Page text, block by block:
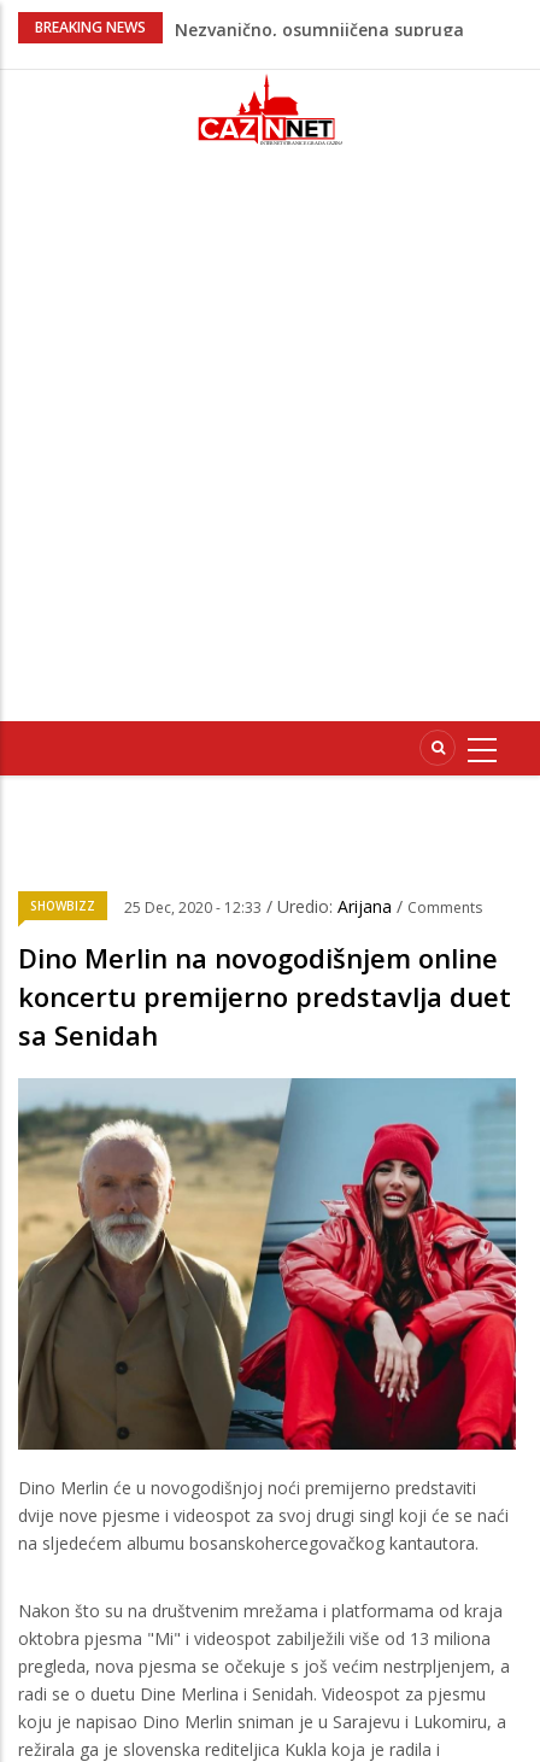
BREAKING NEWS
Na Ahiret preselila Bešić (rođ. Blažević)
Na Ahiret preselio ŠUPUK (Refik) ŠEFIK
Evo koje države su zasad za, a koje
protiv Infantina na izborima: Srbija i
SHOWBIZZ 25 Dec, 2020 - 12:33 / Uredio: Arijana / Comments
Dino Merlin na novogodišnjem online
koncertu premijerno predstavlja duet
sa Senidah
Dino Merlin će u novogodišnjoj noći premijerno predstaviti
dvije nove pjesme i videospot za svoj drugi singl koji će se naći
na sljedećem albumu bosanskohercegovačkog kantautora.
Nakon što su na društvenim mrežama i platformama od kraja
oktobra pjesma "Mi" i videospot zabilježili više od 13 miliona
pregleda, nova pjesma se očekuje s još većim nestrpljenjem, a
radi se o duetu Dine Merlina i Senidah. Videospot za pjesmu
koju je napisao Dino Merlin sniman je u Sarajevu i Lukomiru, a
režirala ga je slovenska rediteljica Kukla koja je radila i